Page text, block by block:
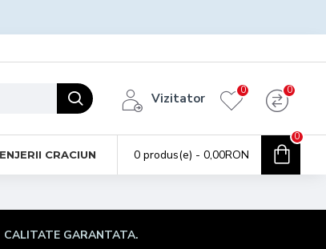
Vizitator
0 0
CRACIUN 0 produs(e) - 0,00RON
0
CALITATE GARANTATA.